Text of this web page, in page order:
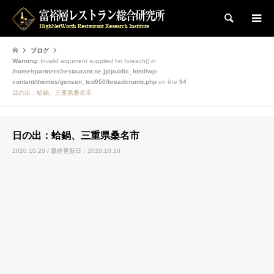
検索
ブログ
Warning: Invalid argument supplied for foreach() in
/home/rpartners/restaurant.ne.jp/public_html/wp-
content/themes/gensen_tcd050/breadcrumb.php on line 94
日の出：蛤鍋、三重県桑名市
日の出：蛤鍋、三重県桑名市
2020.10.20 / 最終更新日：2020.10.20